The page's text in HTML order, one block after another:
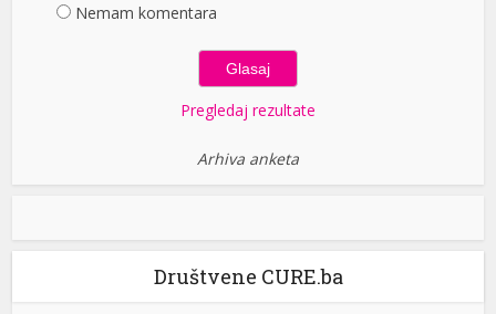
Nemam komentara
Pregledaj rezultate
Arhiva anketa
Društvene CURE.ba